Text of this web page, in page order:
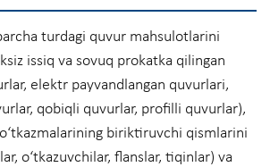
turdagi quvur mahsulotlarini
issiq va sovuq prokatka qilingan
elektr payvandlangan quvurlari,
qobiqli quvurlar, profilli quvurlar),
biriktiruvchi qismlarini
o‘tkazuvchilar, flanslar, tiqinlar) va